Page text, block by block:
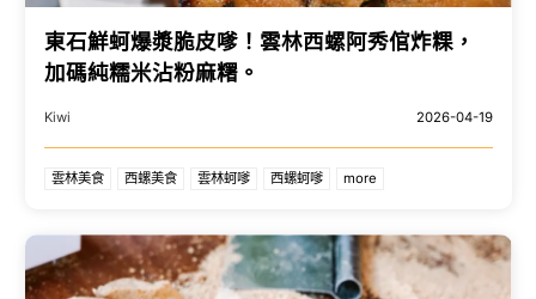
東石鮮蚵爆漿脆皮嗲！雲林西螺阿秀倌炸粿，
加碼純糯米沾粉麻糬。
Kiwi 2026-04-19
雲林美食 西螺美食 雲林蚵嗲 西螺蚵嗲 more